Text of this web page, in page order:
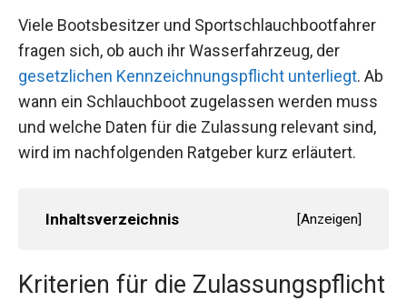
Viele Bootsbesitzer und Sportschlauchbootfahrer
fragen sich, ob auch ihr Wasserfahrzeug, der
gesetzlichen Kennzeichnungspflicht unterliegt. Ab
wann ein Schlauchboot zugelassen werden muss
und welche Daten für die Zulassung relevant sind,
wird im nachfolgenden Ratgeber kurz erläutert.
Inhaltsverzeichnis [Anzeigen]
Kriterien für die Zulassungspflicht